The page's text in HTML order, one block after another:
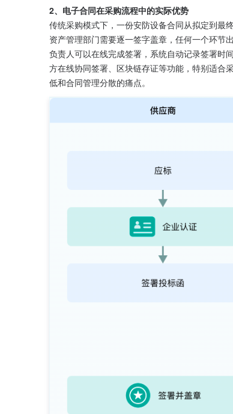
2、电子合同在采购流程中的实际优势
传统采购模式下，一份安防设备合同从拟定到最
资产管理部门需要逐一签字盖章，任何一个环节
负责人可以在线完成签署，系统自动记录签署时
方在线协同签署、区块链存证等功能，特别适合
低和合同管理分散的痛点。